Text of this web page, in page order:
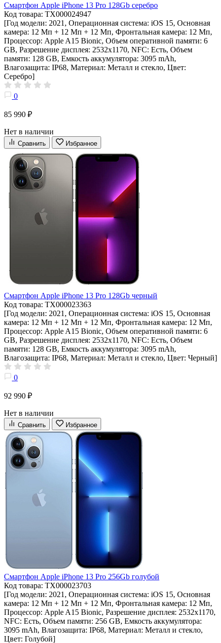
Смартфон Apple iPhone 13 Pro 128Gb серебро
Код товара: ТХ000024947
[Год модели: 2021, Операционная система: iOS 15, Основная
камера: 12 Мп + 12 Мп + 12 Мп, Фронтальная камера: 12 Мп,
Процессор: Apple A15 Bionic, Объем оперативной памяти: 6
GB, Разрешение дисплея: 2532х1170, NFC: Есть, Объем
памяти: 128 GB, Емкость аккумулятора: 3095 mAh,
Влагозащита: IP68, Материал: Металл и стекло, Цвет:
Серебро]
0
85 990 ₽
Нет в наличии
Сравнить Избранное
Смартфон Apple iPhone 13 Pro 128Gb черный
Код товара: ТХ000023363
[Год модели: 2021, Операционная система: iOS 15, Основная
камера: 12 Мп + 12 Мп + 12 Мп, Фронтальная камера: 12 Мп,
Процессор: Apple A15 Bionic, Объем оперативной памяти: 6
GB, Разрешение дисплея: 2532х1170, NFC: Есть, Объем
памяти: 128 GB, Емкость аккумулятора: 3095 mAh,
Влагозащита: IP68, Материал: Металл и стекло, Цвет: Черный]
0
92 990 ₽
Нет в наличии
Сравнить Избранное
Смартфон Apple iPhone 13 Pro 256Gb голубой
Код товара: ТХ000023703
[Год модели: 2021, Операционная система: iOS 15, Основная
камера: 12 Мп + 12 Мп + 12 Мп, Фронтальная камера: 12 Мп,
Процессор: Apple A15 Bionic, Разрешение дисплея: 2532х1170,
NFC: Есть, Объем памяти: 256 GB, Емкость аккумулятора:
3095 mAh, Влагозащита: IP68, Материал: Металл и стекло,
Цвет: Голубой]